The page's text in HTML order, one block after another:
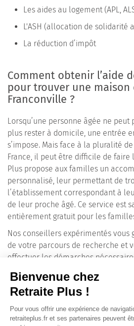
Les aides au logement (APL,
L'ASH (allocation de solidarité
La réduction d’impôt
Comment obtenir l’aide
pour trouver une maison
Franconville ?
Lorsqu’une personne âgée ne peut
plus rester à domicile, une entrée
s’impose. Mais face à la pluralité
France, il peut être difficile de faire
Plus propose aux familles un
personnalisé, leur permettant de
l’établissement correspondant à
de leur proche âgé. Ce service est
entièrement gratuit pour les
Nos conseillers expérimentés vous
de votre parcours de recherche et
effectuer les démarches
maison de retraite médicalisée ou
service seniors, Unité Alzheimer…)
Avec Retraite Plus, trouvez une
Val-d’Oise ou ailleurs en région
meilleurs délais !